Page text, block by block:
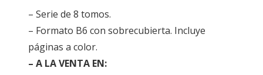
– Serie de 8 tomos.
– Formato B6 con sobrecubierta. Incluye
páginas a color.
– A LA VENTA EN: